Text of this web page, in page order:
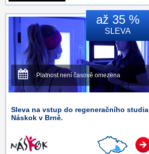
až 35 %
SLEVA
Platnost není časově omezena
Sleva na vstup do regeneračního studia
Náskok v Brně.